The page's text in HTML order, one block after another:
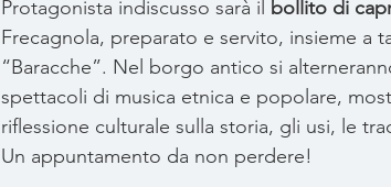
Protagonista indiscusso sarà il bollito di
Frecagnola, preparato e servito, insieme a
“Baracche”. Nel borgo antico si
spettacoli di musica etnica e popolare,
riflessione culturale sulla storia, gli usi, le
Un appuntamento da non perdere!